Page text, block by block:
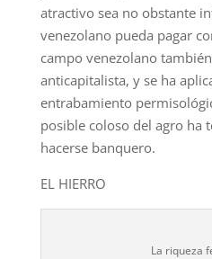
atractivo sea no obstante
venezolano pueda pagar
campo venezolano
anticapitalista, y se ha
entrabamiento
posible coloso del agro ha
hacerse banquero.
EL HIERRO
La riqueza